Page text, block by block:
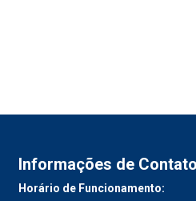
Informações de Contato
Horário de Funcionamento: